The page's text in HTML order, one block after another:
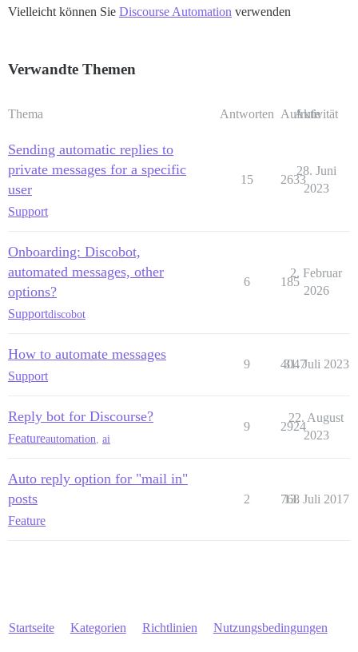
Vielleicht können Sie Discourse Automation verwenden
Verwandte Themen
Thema Antworten Aufrufe
Aktivität
Sending automatic replies to
private messages for a specific
user
Support
15 2633
28. Juni
2023
Onboarding: Discobot,
automated messages, other
options?
Supportdiscobot
6 185
2. Februar
2026
How to automate messages
Support
9 4047
31. Juli 2023
Reply bot for Discourse?
Featureautomation ai
9 2924
22. August
2023
Auto reply option for "mail in"
posts
Feature
2 768
13. Juli 2017
Startseite Kategorien Richtlinien Nutzungsbedingungen